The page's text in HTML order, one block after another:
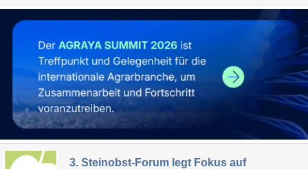
3. Steinobst-Forum legt Fokus auf